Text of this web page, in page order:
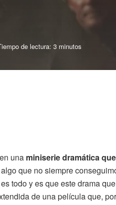
de lectura: 3 minutos
una miniserie dramática
algo que no siempre
todo y es que este drama
de una película que,